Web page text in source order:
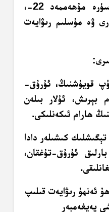
كۆرۈشتىن) كور قىلدى»-(سۈرە مۇھەممەد 22-،
ۋە مۇسلىم رىۋايەت
قويۇشنىڭ، ئۇرۇق-
بېرىش، ئۇلار بىلەن
ھارام ئىكەنلىكى.
كىشىلەر دادا
ئۇرۇق-تۇغقان،
ئەنھۇ رىۋايەت قىلىپ
پەيغەمبەر